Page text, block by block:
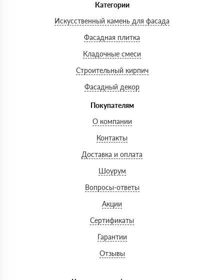
Категории
Искусственный камень для фасада
Фасадная плитка
Кладочные смеси
Строительный кирпич
Фасадный декор
Покупателям
О компании
Контакты
Доставка и оплата
Шоурум
Вопросы-ответы
Акции
Сертификаты
Гарантии
Отзывы